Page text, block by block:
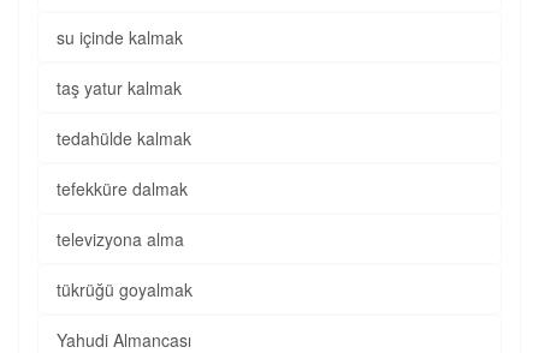
su içinde kalmak
taş yatur kalmak
tedahülde kalmak
tefekküre dalmak
televizyona alma
tükrüğü goyalmak
Yahudi Almancası